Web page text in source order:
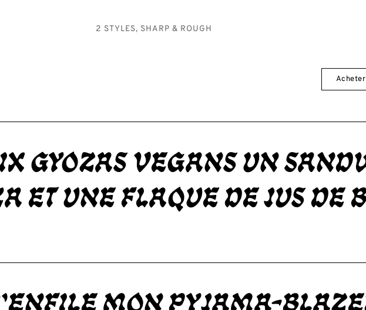
2 STYLES, SHARP & ROUGH
Acheter
gyozas vegans un
et une flaque de jus de